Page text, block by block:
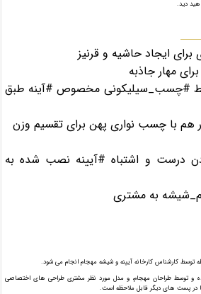
دید.
#چسب_سیلیکونی مخصوص #آینه طبق
درست و اشتباه #آیینه نصب شده به
توسط کارشناس کارخانه آیینه و شیشه مهجام انجام می شود.
و توسط طراحان مهجام، و مدل مورد نظر مشتری طراحی های اختصاصی
در پست های دیگر قابل ملاحظه است.